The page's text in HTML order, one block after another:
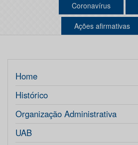
Coronavírus
Ações afirmativas
Home
Histórico
Organização Administrativa
UAB